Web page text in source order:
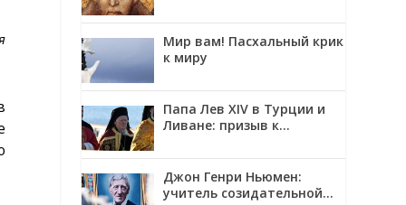
Мир вам! Пасхальный крик
к миру
Папа Лев XIV в Турции и
Ливане: призыв к
Джон Генри Ньюмен:
учитель созидательной